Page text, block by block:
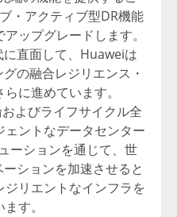
・アクティブ型DR機能
ップグレードします。
直面して、Huaweiは
の融合レジリエンス・
に進めています。
よびライフサイクル全
ントなデータセンター
ーションを通じて、世
ションを加速させると
リエントなインフラを
す。